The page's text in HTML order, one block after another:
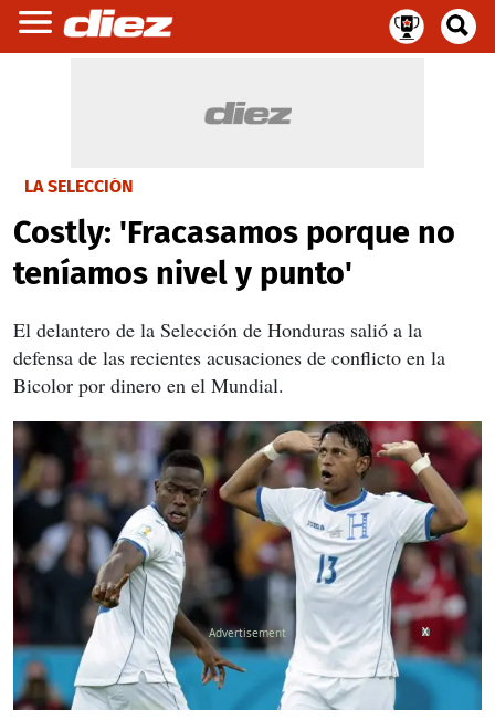
LA SELECCIÓN
Costly: 'Fracasamos porque no
teníamos nivel y punto'
El delantero de la Selección de Honduras salió a la
defensa de las recientes acusaciones de conflicto en la
Bicolor por dinero en el Mundial.
X